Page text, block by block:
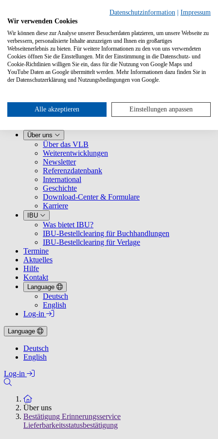
Leistungen
VLB kennenlernen
Für Selfpublisher
Für Dienstleister
Über uns
Über das VLB
Weiterentwicklungen
Newsletter
Referenzdatenbank
International
Geschichte
Download-Center & Formulare
Karriere
IBU
Was bietet IBU?
IBU-Bestellclearing für Buchhandlungen
IBU-Bestellclearing für Verlage
Termine
Aktuelles
Hilfe
Kontakt
Language
Deutsch
English
Log-in
Language
Deutsch
English
Log-in
Zur Startseite
Über uns
Bestätigung Erinnerungsservice
Lieferbarkeitsstatusbestätigung
Datenschutzinformation
Impressum
Wir verwenden Cookies
Wir können diese zur Analyse unserer Besucherdaten platzieren, um unsere Webseite zu
verbessern, personalisierte Inhalte anzuzeigen und Ihnen ein großartiges
Webseitenerlebnis zu bieten. Für weitere Informationen zu den von uns verwendeten
Cookies öffnen Sie die Einstellungen. Mit der Einstimmung in die Datenschutz- und
Cookie-Richtlinien willigen Sie ein, dass für die Nutzung von Google Maps und
YouTube Daten an Google übermittelt werden. Mehr Informationen dazu finden Sie in
der Datenschutzerklärung und Nutzungsbedingungen von Google.
Alle akzeptieren Einstellungen anpassen